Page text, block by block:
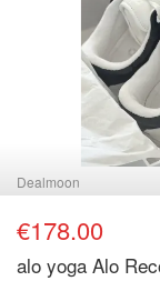
Dealmoon
€178.00
alo yoga Alo